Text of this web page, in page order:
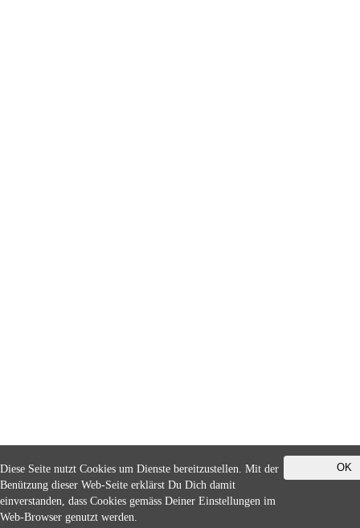
OK
Diese Seite nutzt Cookies um Dienste bereitzustellen. Mit der
Benützung dieser Web-Seite erklärst Du Dich damit
einverstanden, dass Cookies gemäss Deiner Einstellungen im
Web-Browser genutzt werden.